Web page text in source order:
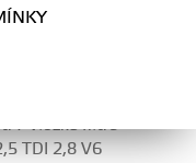
/ vložka filtru
TDI 2,8 V6